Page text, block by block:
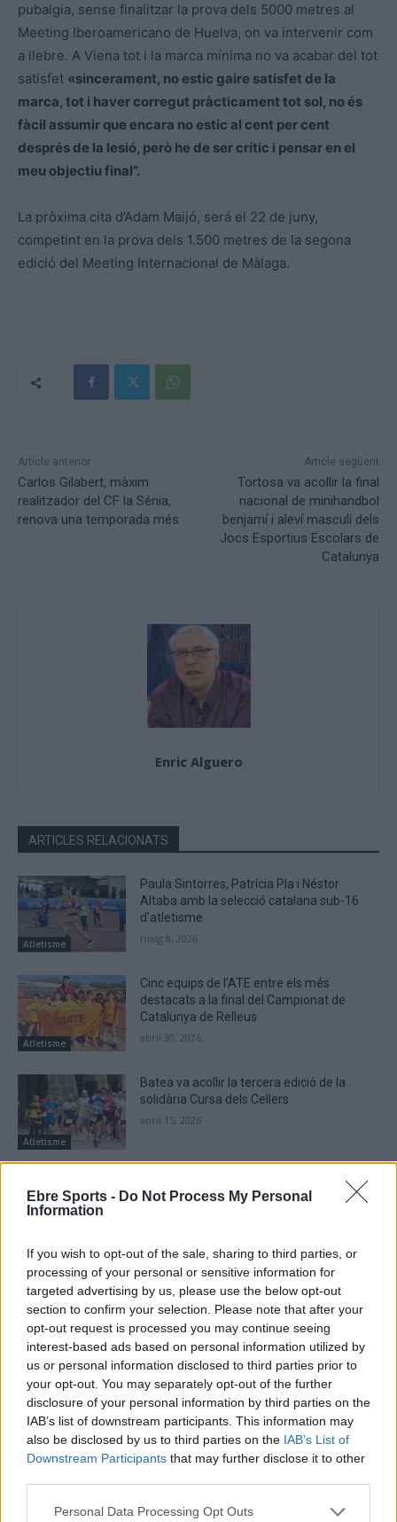
Ebre Sports - Do Not Process My Personal
Information
If you wish to opt-out of the sale, sharing to third parties, or
processing of your personal or sensitive information for
targeted advertising by us, please use the below opt-out
section to confirm your selection. Please note that after your
opt-out request is processed you may continue seeing
interest-based ads based on personal information utilized by
us or personal information disclosed to third parties prior to
your opt-out. You may separately opt-out of the further
disclosure of your personal information by third parties on the
IAB’s list of downstream participants. This information may
also be disclosed by us to third parties on the IAB’s List of
Downstream Participants that may further disclose it to other
Personal Data Processing Opt Outs
pubalgia, sense finalitzar la prova dels 5000 metres al
Meeting Iberoamericano de Huelva, on va intervenir com
a llebre. A Viena tot i la marca mínima no va acabar del tot
satisfet «sincerament, no estic gaire satisfet de la
marca, tot i haver corregut pràcticament tot sol, no és
fàcil assumir que encara no estic al cent per cent
després de la lesió, però he de ser crític i pensar en el
meu objectiu final”.
La pròxima cita d’Adam Maijó, será el 22 de juny,
competint en la prova dels 1.500 metres de la segona
edició del Meeting Internacional de Màlaga.
Article anterior
Carlos Gilabert, màxim
realitzador del CF la Sénia,
renova una temporada més
Article següent
Tortosa va acollir la final
nacional de minihandbol
benjamí i aleví masculí dels
Jocs Esportius Escolars de
Catalunya
Enric Alguero
ARTICLES RELACIONATS
Atletisme
Paula Sintorres, Patrícia Pla i Néstor
Altaba amb la selecció catalana sub-16
d’atletisme
maig 8, 2026
Atletisme
Cinc equips de l’ATE entre els més
destacats a la final del Campionat de
Catalunya de Relleus
abril 30, 2026
Atletisme
Batea va acollir la tercera edició de la
solidària Cursa dels Cellers
abril 15, 2026
Comentari: